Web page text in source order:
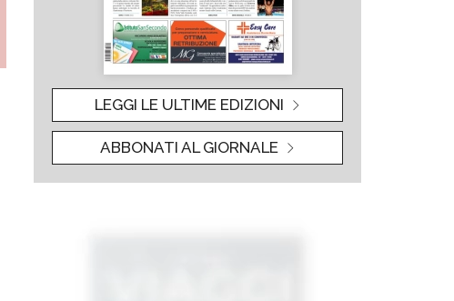
LEGGI LE ULTIME EDIZIONI
ABBONATI AL GIORNALE